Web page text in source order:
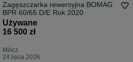
Zagęszczarka rewersyjna BOMAG
BPR 60/65 D/E Rok 2020
Używane
16 500 zł
Milicz
24 lipca 2026